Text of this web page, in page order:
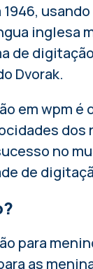
inglesa
de
Dvorak.
em wpm é
no
de
para
as